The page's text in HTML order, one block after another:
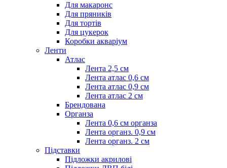
Для макаронс
Для пряників
Для тортів
Для цукерок
Коробки акваріум
Ленти
Атлас
Лента 2,5 см
Лента атлас 0,6 см
Лента атлас 0,9 см
Лента атлас 2 см
Брендована
Органза
Лента 0,6 см органза
Лента органз. 0,9 см
Лента органз. 2 см
Підставки
Підложки акрилові